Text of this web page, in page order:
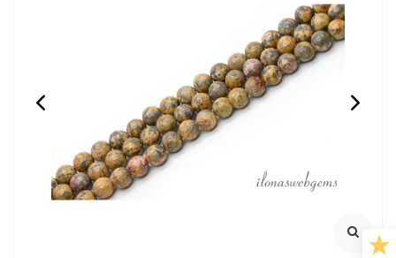
Carneool - Kornalijn
kralen rond ca. 8mm
Streng ca. 38cm
€7,95 Incl. btw
Brecciated jaspis kralen
rond ca. 8mm
Incl. btw